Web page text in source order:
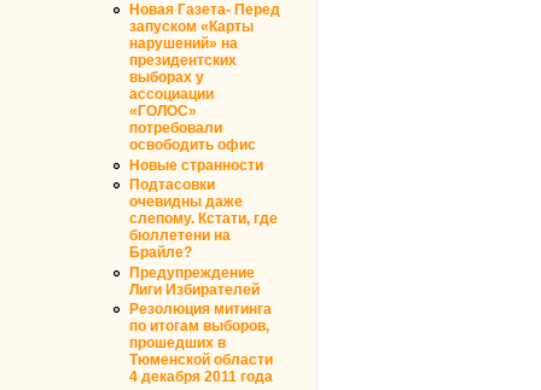
Новая Газета- Перед
запуском «Карты
нарушений» на
президентских
выборах у
ассоциации
«ГОЛОС»
потребовали
освободить офис
Новые странности
Подтасовки
очевидны даже
слепому. Кстати, где
бюллетени на
Брайле?
Предупреждение
Лиги Избирателей
Резолюция митинга
по итогам выборов,
прошедших в
Тюменской области
4 декабря 2011 года